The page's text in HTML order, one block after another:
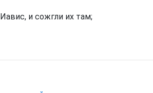
и сожгли их там;